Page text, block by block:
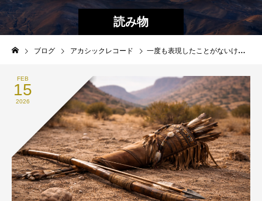
読み物
ブログ アカシックレコード 一度も表現したことがないけれど確かに自分のなかにある場所【ブッダスクール通信vol.87】
FEB
15
2026